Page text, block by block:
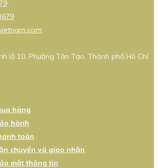
lộ 10, Phường Tân Tạo, Thành phố Hồ Chí
hàng
hành
toán
chuyển và giao nhận
mật thông tin